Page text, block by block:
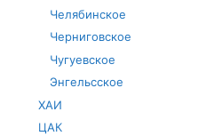
Челябинское
Черниговское
Чугуевское
Энгельсское
ХАИ
ЦАК